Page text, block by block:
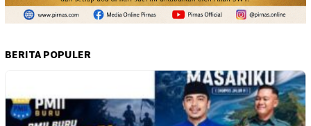
BERITA POPULER